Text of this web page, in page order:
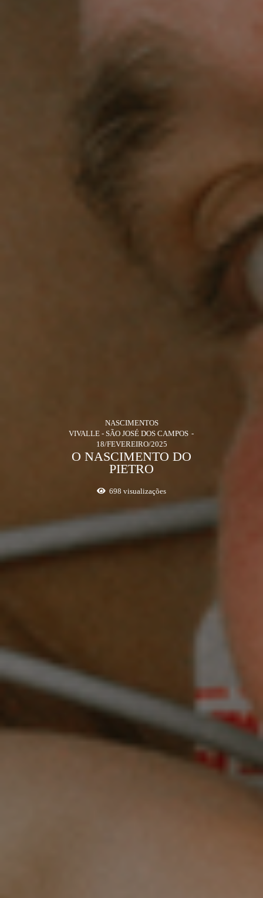
NASCIMENTOS
VIVALLE - SÃO JOSÉ DOS CAMPOS
18/FEVEREIRO/2025
O NASCIMENTO DO
PIETRO
698 visualizações